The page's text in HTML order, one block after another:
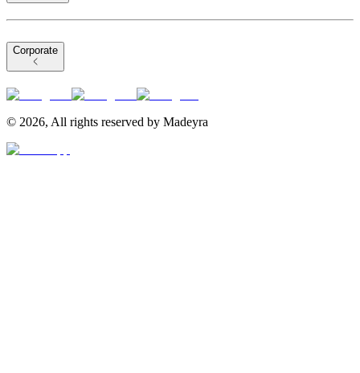
Corporate
© 2026, All rights reserved by Madeyra